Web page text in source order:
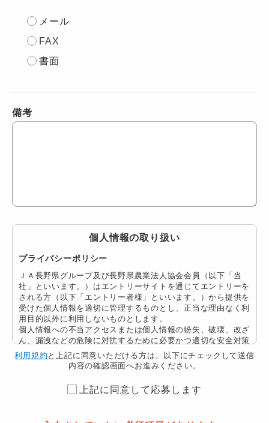
メール
FAX
書面
備考
個人情報の取り扱い
プライバシーポリシー
ＪＡ長野県グループ及び長野県農業法人協会会員
（以下「当
社」といいます。）はエントリーサイトを通じてエントリーを
される方（以下「エントリー者様」といいます。）から提供を
受けた個人情報を適切に管理するものとし、正当な理由なく利
用目的以外に利用しないものとします。
個人情報への不当アクセスまたは個人情報の紛失、破壊、改ざ
ん、漏洩などの危険に対抗するために必要かつ適切な安全対策
を継続的に講じるよう最大限の注意・努力を払います。
当社はこのための基本方針を以下のとおり定め、全社への徹底
等とも協力し、エントリー者様の信頼を得られるよう、個人情
報の保護に努めてまいります。本サイトをご利用いただくうえ
利用規約 と上記に同意いただける方は、以下にチェックして送信
内容の確認画面へお進みください。
上記に同意して応募します